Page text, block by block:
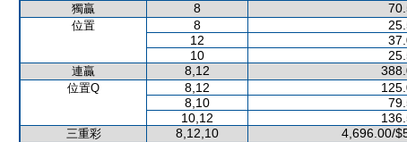
獨贏
8
位置 8
12
10
連贏 8,12
位置Q 8,12
8,10
10,12
三重彩 8,12,10 4,696.00/